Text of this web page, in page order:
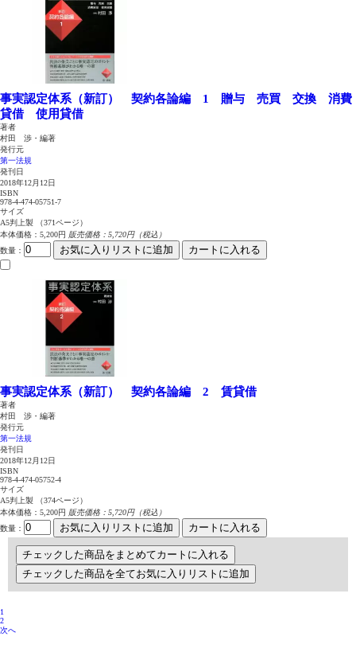
事実認定体系（新訂） 契約各論編 1 贈与 売買 交換 消費
貸借 使用貸借
著者
村田 渉・編著
発行元
第一法規
発刊日
2018年12月12日
ISBN
978-4-474-05751-7
サイズ
A5判上製 （371ページ）
本体価格：5,200円 販売価格：5,720円（税込）
数量 ： お気に入りリストに追加 カートに入れる
事実認定体系（新訂） 契約各論編 2 賃貸借
著者
村田 渉・編著
発行元
第一法規
発刊日
2018年12月12日
ISBN
978-4-474-05752-4
サイズ
A5判上製 （374ページ）
本体価格：5,200円 販売価格：5,720円（税込）
数量 ： お気に入りリストに追加 カートに入れる
チェックした商品をまとめてカートに入れる
チェックした商品を全てお気に入りリストに追加
1
2
次へ